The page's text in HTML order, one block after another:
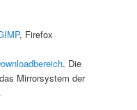
, Firefox
. Die
Mirrorsystem der